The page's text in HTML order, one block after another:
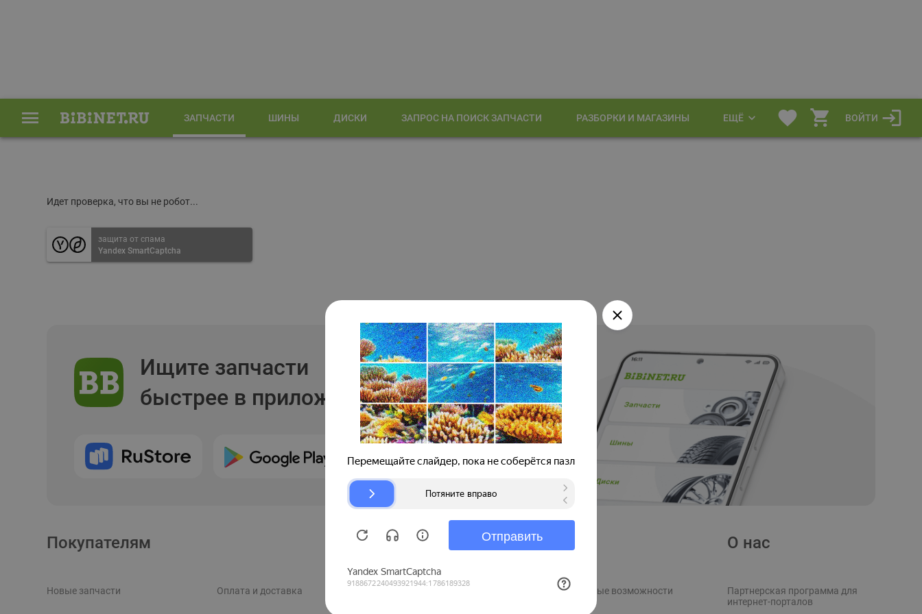
ЗАПЧАСТИ ШИНЫ ДИСКИ ЗАПРОС НА ПОИСК ЗАПЧАСТИ РАЗБОРКИ И МАГАЗИНЫ ЕЩЁ ВОЙТИ
Идет проверка, что вы не робот...
защита от спама
Yandex SmartCaptcha
Ищите запчасти
быстрее в приложении
Покупателям
Новые запчасти Оплата и доставка
Продавцам
Рекламные возможности
О нас
Партнерская программа для
интернет-порталов